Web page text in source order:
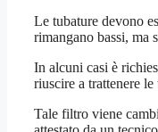
Le tubature devono
rimangano bassi, ma
In alcuni casi è
riuscire a trattenere le
Tale filtro viene